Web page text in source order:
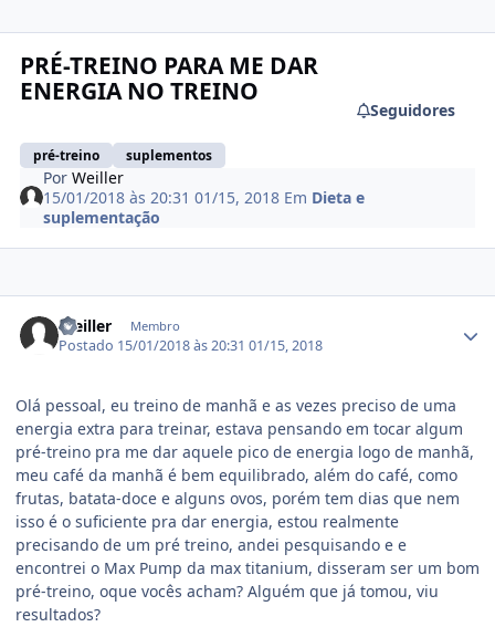
PRÉ-TREINO PARA ME DAR
ENERGIA NO TREINO
pré-treino suplementos
Seguidores
PorWeiller
15/01/2018 às 20:3101/15, 2018 Em Dieta e
suplementação
Weiller Membro
Postado 15/01/2018 às 20:3101/15, 2018
Olá pessoal, eu treino de manhã e as vezes preciso de uma
energia extra para treinar, estava pensando em tocar algum
pré-treino pra me dar aquele pico de energia logo de manhã,
meu café da manhã é bem equilibrado, além do café, como
frutas, batata-doce e alguns ovos, porém tem dias que nem
isso é o suficiente pra dar energia, estou realmente
precisando de um pré treino, andei pesquisando e e
encontrei o Max Pump da max titanium, disseram ser um bom
pré-treino, oque vocês acham? Alguém que já tomou, viu
resultados?